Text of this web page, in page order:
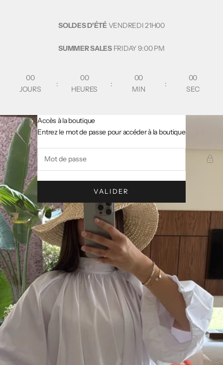
SOLDES D'ÉTÉVENDREDI21H00
SUMMER SALES FRIDAY9:00 PM
00
JOURS
:
00
HEURES
:
00
MIN
:
00
SEC
AsslCollectionParis
Accès à la boutique
Entrez le mot de passe pour accéder à la boutique
VALIDER